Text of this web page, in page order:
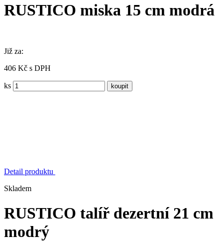
RUSTICO miska 15 cm modrá
Již za:
406 Kč s DPH
ks
Detail produktu
Skladem
RUSTICO talíř dezertní 21 cm
modrý